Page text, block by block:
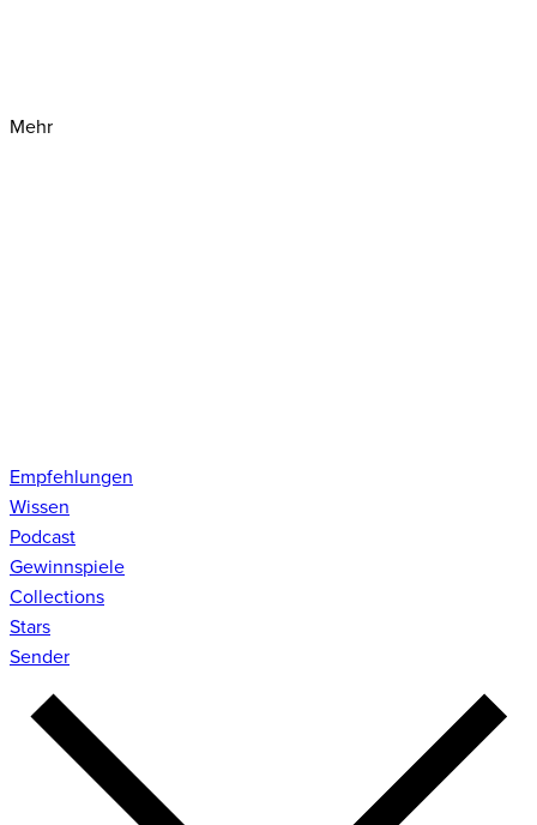
Mehr
Empfehlungen
Wissen
Podcast
Gewinnspiele
Collections
Stars
Sender